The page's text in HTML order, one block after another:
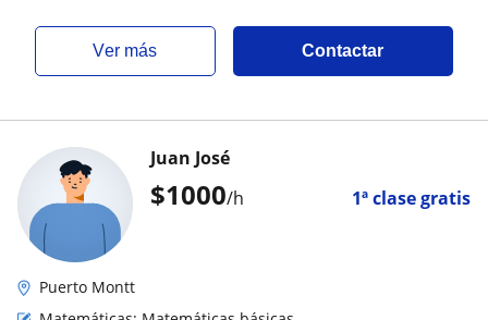
ver más Contactar
$1000/h 1ª clase gratis
Juan José
Puerto Montt